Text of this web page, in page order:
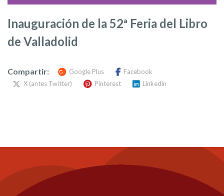
Inauguración de la 52ª Feria del Libro
de Valladolid
Compartir: Google Plus
Facebook
X (antes Twitter)
Pinterest Linkedin